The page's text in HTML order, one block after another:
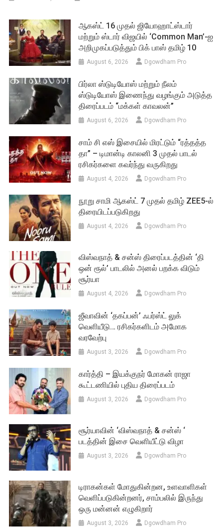
ஆகஸ்ட் 16 முதல் ஜியோஹாட்ஸ்டார்
மற்றும் ஸ்டார் விஜயில் ‘Common Man’-ஐ
அறிமுகப்படுத்தும் பிக் பாஸ் தமிழ் 10
August 6, 2026 Dgowdham Pro
பிர்லா ஸ்டுடியோஸ் மற்றும் நீலம்
ஸ்டுடியோஸ் இணைந்து வழங்கும் அடுத்த
திரைப்படம் “மக்கள் காவலன்”
August 6, 2026 Dgowdham Pro
சாம் சி எஸ் இசையில் மிரட்டும் “ரத்தத்த
தா” – டிமான்டி காலனி 3 முதல் பாடல்
ரசிகர்களை கவர்ந்து வருகிறது
August 4, 2026 Dgowdham Pro
நூறு சாமி ஆகஸ்ட் 7 முதல் தமிழ் ZEE5-ல்
திரையிடப்படுகிறது
August 4, 2026 Dgowdham Pro
விஸ்வநாத் & சன்ஸ் திரைப்படத்தின் ‘தி
ஒன் ரூல்’ பாடலில் அனல் பறக்க விடும்
சூர்யா
August 4, 2026 Dgowdham Pro
ஜீவாவின் ‘தகப்பன்’ ஃபர்ஸ்ட் லுக்
வெளியீடு… ரசிகர்களிடம் அமோக
வரவேற்பு
August 3, 2026 Dgowdham Pro
கார்த்தி – இயக்குநர் மோகன் ராஜா
கூட்டணியில் புதிய திரைப்படம்
August 3, 2026 Dgowdham Pro
சூர்யாவின் ‘விஸ்வநாத் & சன்ஸ் ‘
படத்தின் இசை வெளியீட்டு விழா
August 3, 2026 Dgowdham Pro
டிராகன்கள் மோதுகின்றன, உளவாளிகள்
வெளிப்படுகின்றனர், சாம்பலில் இருந்து
ஒரு மன்னன் எழுகிறார்
August 3, 2026 Dgowdham Pro